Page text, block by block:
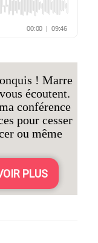
! Marre
écoutent.
conférence
pour cesser
ou même
PLUS